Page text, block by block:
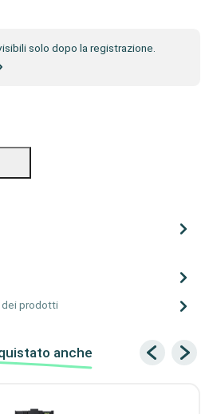
solo dopo la registrazione.
dei prodotti
anche